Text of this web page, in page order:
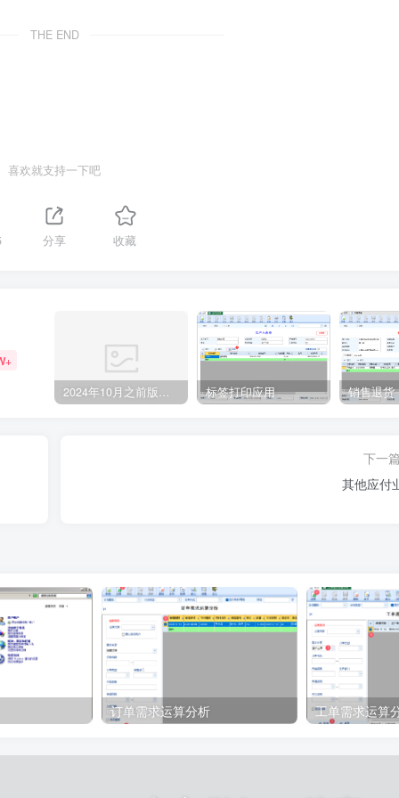
THE END
喜欢就支持一下吧
分享 收藏
2024年10月之前版本升级记录 标签打印应用 销售退货
下一
其他应付
订单需求运算分析 工单需求运算